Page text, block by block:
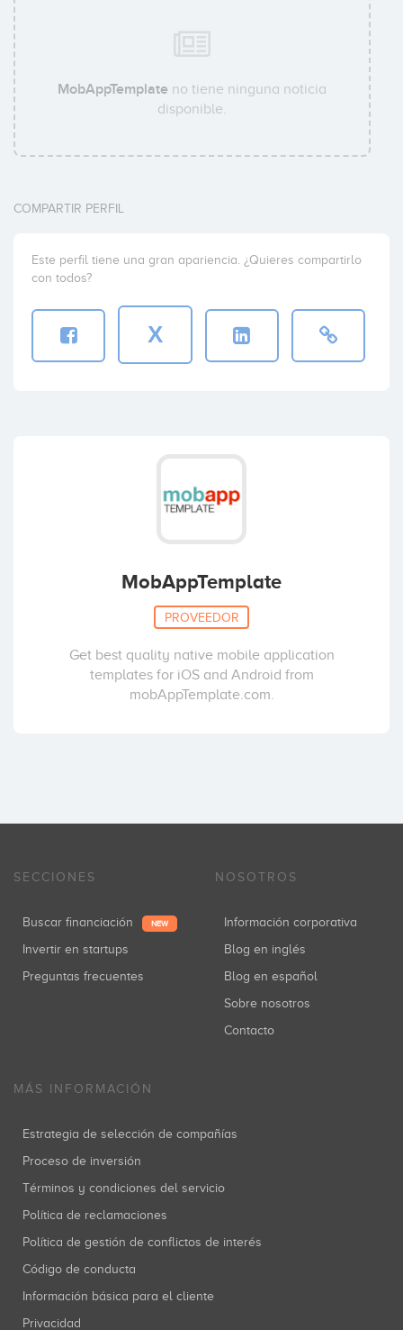
MobAppTemplate no tiene ninguna noticia
disponible.
COMPARTIR PERFIL
Este perfil tiene una gran apariencia. ¿Quieres compartirlo
con todos?
X
MobAppTemplate
PROVEEDOR
Get best quality native mobile application
templates for iOS and Android from
mobAppTemplate.com.
SECCIONES
Buscar financiación NEW
Invertir en startups
Preguntas frecuentes
NOSOTROS
Información corporativa
Blog en inglés
Blog en español
Sobre nosotros
Contacto
MÁS INFORMACIÓN
Estrategia de selección de compañías
Proceso de inversión
Términos y condiciones del servicio
Política de reclamaciones
Política de gestión de conflictos de interés
Código de conducta
Información básica para el cliente
Privacidad